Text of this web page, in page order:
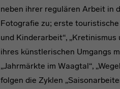
neben ihrer regulären Arbeit in
Fotografie zu; erste touristische
und Kinderarbeit“,
ihres künstlerischen Umgangs
„Jahrmärkte im Waagtal“,
folgen die Zyklen